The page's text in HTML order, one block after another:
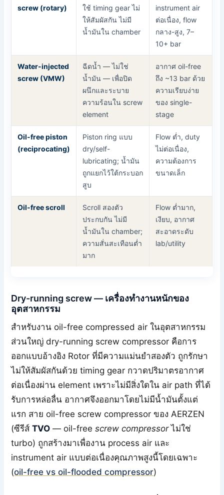
screw (rotary)
ใช้ timing gear ไม่
ให้สัมผัสกัน ไม่มี
น้ำมันใน chamber
instrument air
ต่อเนื่อง, flow
กลาง-สูง, 7–
10+ bar
Water-injected
screw (VMW)
ฉีดน้ำ — ไม่ใช่
น้ำมัน — เพื่อปิด
ผนึกและระบาย
ความร้อนใน screw
element
อากาศ oil-free
ถึง ~13 bar ด้วย
ความเรียบง่าย
ของ single-
stage
Oil-free piston
(reciprocating)
Piston ring แบบ
dry/self-
lubricating; น้ำมัน
ถูกแยกไว้ใต้กระบอก
สูบ
Flow ต่ำ, duty
ไม่ต่อเนื่อง,
ความต้องการ
ขนาดเล็ก
Oil-free scroll
Scroll สองตัว
ประกบกัน ไม่มี
น้ำมันใน chamber;
ความสั่นสะเทือนต่ำ
มาก
Flow ต่ำมาก,
เงียบ, อากาศ
สะอาดระดับ
lab/utility
Dry-running screw — เครื่องทำงานหนักของ
อุตสาหกรรม
สำหรับงาน oil-free compressed air ในอุตสาหกรรม
ส่วนใหญ่ dry-running screw compressor คือการ
ออกแบบอ้างอิง Rotor ที่มีความแม่นยำสองตัว ถูกรักษา
ไม่ให้สัมผัสกันด้วย timing gear กวาดปริมาตรอากาศ
ต่อเนื่องผ่าน element เพราะไม่มีสิ่งใดใน air path ที่ได้
รับการหล่อลื่น อากาศจึงออกมาโดยไม่มีน้ำมันตั้งแต่
แรก สาย oil-free screw compressor ของ AERZEN
(ซีรีส์TVO — oil-freescrew compressorไม่ใช่
turbo) ถูกสร้างมาเพื่องาน process air และ
instrument air แบบต่อเนื่องคุณภาพสูงนี้โดยเฉพาะ
(oil-free vs oil-flooded compressor)